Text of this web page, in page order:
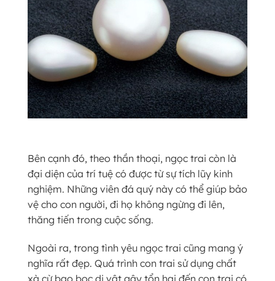
Bên cạnh đó, theo thần thoại, ngọc trai còn là
đại diện của trí tuệ có được từ sự tích lũy kinh
nghiệm. Những viên đá quý này có thể giúp bảo
vệ cho con người, đi họ không ngừng đi lên,
thăng tiến trong cuộc sống.
Ngoài ra, trong tình yêu ngọc trai cũng mang ý
nghĩa rất đẹp. Quá trình con trai sử dụng chất